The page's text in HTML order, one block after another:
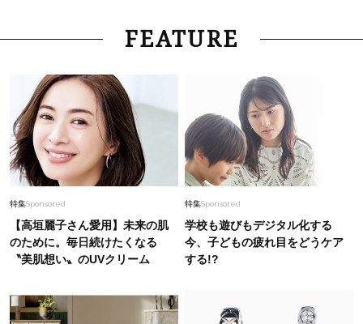
FEATURE
特集Sponsored
【高垣麗子さん愛用】未来の肌
のために。毎日続けたくなる
〝美肌想い〟のUVクリーム
特集Sponsored
学校も遊びもデジタル化する
今、子どもの疲れ目をどうケア
する!?